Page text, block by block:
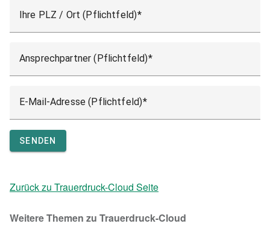
Ihre PLZ / Ort (Pflichtfeld)
Ansprechpartner (Pflichtfeld)
E-Mail-Adresse (Pflichtfeld)
SENDEN
Zurück zu Trauerdruck-Cloud Seite
Weitere Themen zu Trauerdruck-Cloud